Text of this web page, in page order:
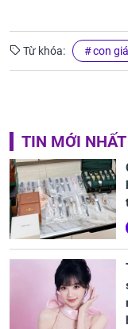
Từ khóa: con
TIN MỚI NHẤT